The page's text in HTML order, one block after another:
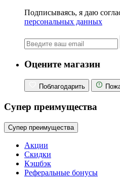
Подписываясь, я даю
персональных данных
Оцените магазин
Поблагодарить
Супер преимущества
Супер преимущества
Акции
Скидки
Кэшбэк
Реферальные бонусы